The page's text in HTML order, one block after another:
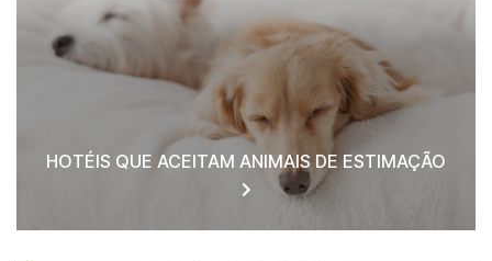
HOTÉIS QUE ACEITAM ANIMAIS DE ESTIMAÇÃO